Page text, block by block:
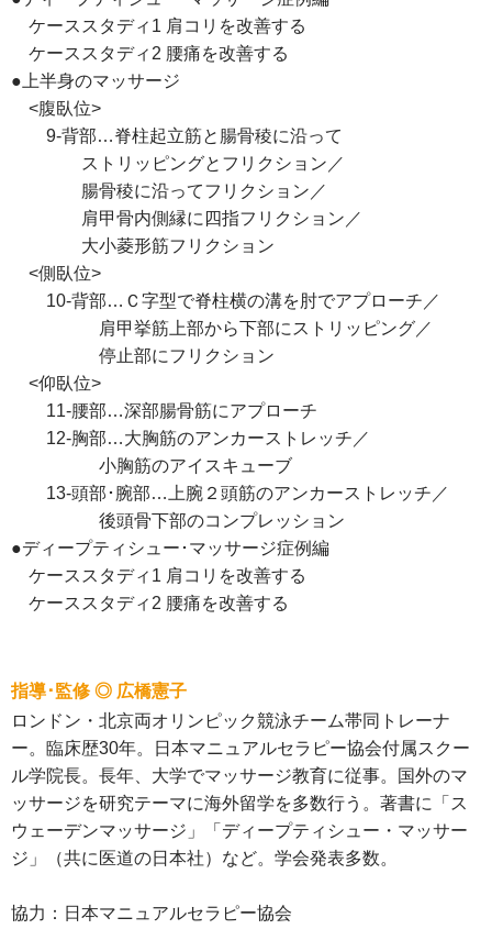
ケーススタディ1 肩コリを改善する
ケーススタディ2 腰痛を改善する
●上半身のマッサージ
<腹臥位>
9-背部…脊柱起立筋と腸骨稜に沿って
ストリッピングとフリクション／
腸骨稜に沿ってフリクション／
肩甲骨内側縁に四指フリクション／
大小菱形筋フリクション
<側臥位>
10-背部…Ｃ字型で脊柱横の溝を肘でアプローチ／
肩甲挙筋上部から下部にストリッピング／
停止部にフリクション
<仰臥位>
11-腰部…深部腸骨筋にアプローチ
12-胸部…大胸筋のアンカーストレッチ／
小胸筋のアイスキューブ
13-頭部･腕部…上腕２頭筋のアンカーストレッチ／
後頭骨下部のコンプレッション
●ディープティシュー･マッサージ症例編
ケーススタディ1 肩コリを改善する
ケーススタディ2 腰痛を改善する
指導･監修 ◎ 広橋憲子
ロンドン・北京両オリンピック競泳チーム帯同トレーナ
ー。臨床歴30年。日本マニュアルセラピー協会付属スクー
ル学院長。長年、大学でマッサージ教育に従事。国外のマ
ッサージを研究テーマに海外留学を多数行う。著書に「ス
ウェーデンマッサージ」「ディープティシュー・マッサー
ジ」（共に医道の日本社）など。学会発表多数。
協力：日本マニュアルセラピー協会